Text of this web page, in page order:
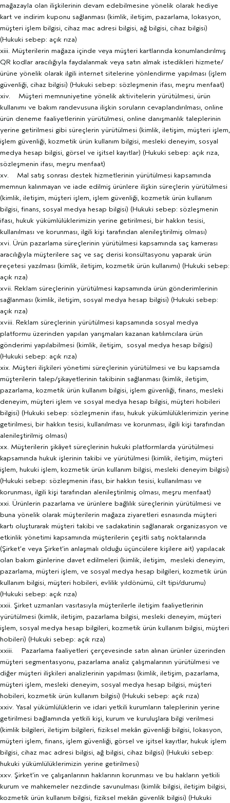
mağazayla olan ilişkilerinin devam edebilmesine yönelik olarak hediye
kart ve indirim kuponu sağlanması (kimlik, iletişim, pazarlama, lokasyon,
müşteri işlem bilgisi, cihaz mac adresi bilgisi, ağ bilgisi, cihaz bilgisi)
(Hukuki sebep: açık rıza)
xiii. Müşterilerin mağaza içinde veya müşteri kartlarında konumlandırılmış
QR kodlar aracılığıyla faydalanmak veya satın almak istedikleri hizmete/
ürüne yönelik olarak ilgili internet sitelerine yönlendirme yapılması (işlem
güvenliği, cihaz bilgisi) (Hukuki sebep: sözleşmenin ifası, meşru menfaat)
xiv. Müşteri memnuniyetine yönelik aktivitelerin yürütülmesi, ürün
kullanımı ve bakım randevusuna ilişkin soruların cevaplandırılması, online
ürün deneme faaliyetlerinin yürütülmesi, online danışmanlık taleplerinin
yerine getirilmesi gibi süreçlerin yürütülmesi (kimlik, iletişim, müşteri işlem,
işlem güvenliği, kozmetik ürün kullanım bilgisi, mesleki deneyim, sosyal
medya hesap bilgisi, görsel ve işitsel kayıtlar) (Hukuki sebep: açık rıza,
sözleşmenin ifası, meşru menfaat)
xv. Mal satış sonrası destek hizmetlerinin yürütülmesi kapsamında
memnun kalınmayan ve iade edilmiş ürünlere ilişkin süreçlerin yürütülmesi
(kimlik, iletişim, müşteri işlem, işlem güvenliği, kozmetik ürün kullanım
bilgisi, finans, sosyal medya hesap bilgisi) (Hukuki sebep: sözleşmenin
ifası, hukuk yükümlülüklerimizin yerine getirilmesi, bir hakkın tesisi,
kullanılması ve korunması, ilgili kişi tarafından alenileştirilmiş olması)
xvi. Ürün pazarlama süreçlerinin yürütülmesi kapsamında saç kamerası
aracılığıyla müşterilere saç ve saç derisi konsültasyonu yaparak ürün
reçetesi yazılması (kimlik, iletişim, kozmetik ürün kullanımı) (Hukuki sebep:
açık rıza)
xvii. Reklam süreçlerinin yürütülmesi kapsamında ürün gönderimlerinin
sağlanması (kimlik, iletişim, sosyal medya hesap bilgisi) (Hukuki sebep:
açık rıza)
xviii. Reklam süreçlerinin yürütülmesi kapsamında sosyal medya
platformu üzerinden yapılan yarışmaları kazanan katılımcılara ürün
gönderimi yapılabilmesi (kimlik, iletişim, sosyal medya hesap bilgisi)
(Hukuki sebep: açık rıza)
xix. Müşteri ilişkileri yönetimi süreçlerinin yürütülmesi ve bu kapsamda
müşterilerin talep/şikayetlerinin takibinin sağlanması (kimlik, iletişim,
pazarlama, kozmetik ürün kullanım bilgisi, işlem güvenliği, finans, mesleki
deneyim, müşteri işlem ve sosyal medya hesap bilgisi, müşteri hobileri
bilgisi) (Hukuki sebep: sözleşmenin ifası, hukuk yükümlülüklerimizin yerine
getirilmesi, bir hakkın tesisi, kullanılması ve korunması, ilgili kişi tarafından
alenileştirilmiş olması)
xx. Müşterilerin şikâyet süreçlerinin hukuki platformlarda yürütülmesi
kapsamında hukuk işlerinin takibi ve yürütülmesi (kimlik, iletişim, müşteri
işlem, hukuki işlem, kozmetik ürün kullanım bilgisi, mesleki deneyim bilgisi)
(Hukuki sebep: sözleşmenin ifası, bir hakkın tesisi, kullanılması ve
korunması, ilgili kişi tarafından alenileştirilmiş olması, meşru menfaat)
xxi. Ürünlerin pazarlama ve ürünlere bağlılık süreçlerinin yürütülmesi ve
buna yönelik olarak müşterilerin mağaza ziyaretleri esnasında müşteri
kartı oluşturarak müşteri takibi ve sadakatinin sağlanarak organizasyon ve
etkinlik yönetimi kapsamında müşterilerin çeşitli satış noktalarında
(Şirket’e veya Şirket’in anlaşmalı olduğu üçüncülere kişilere ait) yapılacak
olan bakım günlerine davet edilmeleri (kimlik, iletişim, mesleki deneyim,
pazarlama, müşteri işlem, ve sosyal medya hesap bilgileri, kozmetik ürün
kullanım bilgisi, müşteri hobileri, evlilik yıldönümü, cilt tipi/durumu)
(Hukuki sebep: açık rıza)
xxii. Şirket uzmanları vasıtasıyla müşterilerle iletişim faaliyetlerinin
yürütülmesi (kimlik, iletişim, pazarlama bilgisi, mesleki deneyim, müşteri
işlem, sosyal medya hesap bilgileri, kozmetik ürün kullanım bilgisi, müşteri
hobileri) (Hukuki sebep: açık rıza)
xxiii. Pazarlama faaliyetleri çerçevesinde satın alınan ürünler üzerinden
müşteri segmentasyonu, pazarlama analiz çalışmalarının yürütülmesi ve
diğer müşteri ilişkileri analizlerinin yapılması (kimlik, iletişim, pazarlama,
müşteri işlem, mesleki deneyim, sosyal medya hesap bilgisi, müşteri
hobileri, kozmetik ürün kullanım bilgisi) (Hukuki sebep: açık rıza)
xxiv. Yasal yükümlülüklerin ve idari yetkili kurumların taleplerinin yerine
getirilmesi bağlamında yetkili kişi, kurum ve kuruluşlara bilgi verilmesi
(kimlik bilgileri, iletişim bilgileri, fiziksel mekân güvenliği bilgisi, lokasyon,
müşteri işlem, finans, işlem güvenliği, görsel ve işitsel kayıtlar, hukuk işlem
bilgisi, cihaz mac adresi bilgisi, ağ bilgisi, cihaz bilgisi) (Hukuki sebep:
hukuki yükümlülüklerimizin yerine getirilmesi)
xxv. Şirket’in ve çalışanlarının haklarının korunması ve bu hakların yetkili
kurum ve mahkemeler nezdinde savunulması (kimlik bilgisi, iletişim bilgisi,
kozmetik ürün kullanım bilgisi, fiziksel mekân güvenlik bilgisi) (Hukuki